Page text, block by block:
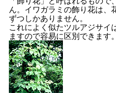
ん。イワガラミの飾り花は、
ずつしかありません。
これによく似たツルアジサイ
ますので容易に区別できます。